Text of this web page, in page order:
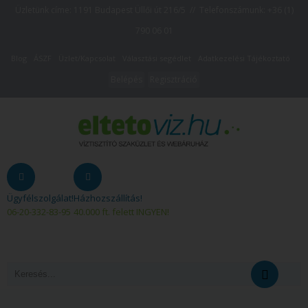
Ügyfélszolgálat!
06-20-332-83-95
Házhozszállítás!
40.000 ft. felett INGYEN!